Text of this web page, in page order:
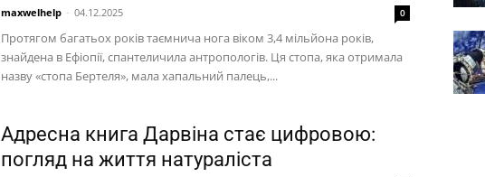
maxwelhelp - 04.12.2025 0
Протягом багатьох років таємнича нога віком 3,4 мільйона років,
знайдена в Ефіопії, спантеличила антропологів. Ця стопа, яка отримала
назву «стопа Бертеля», мала хапальний палець,...
Адресна книга Дарвіна стає цифровою:
погляд на життя натураліста